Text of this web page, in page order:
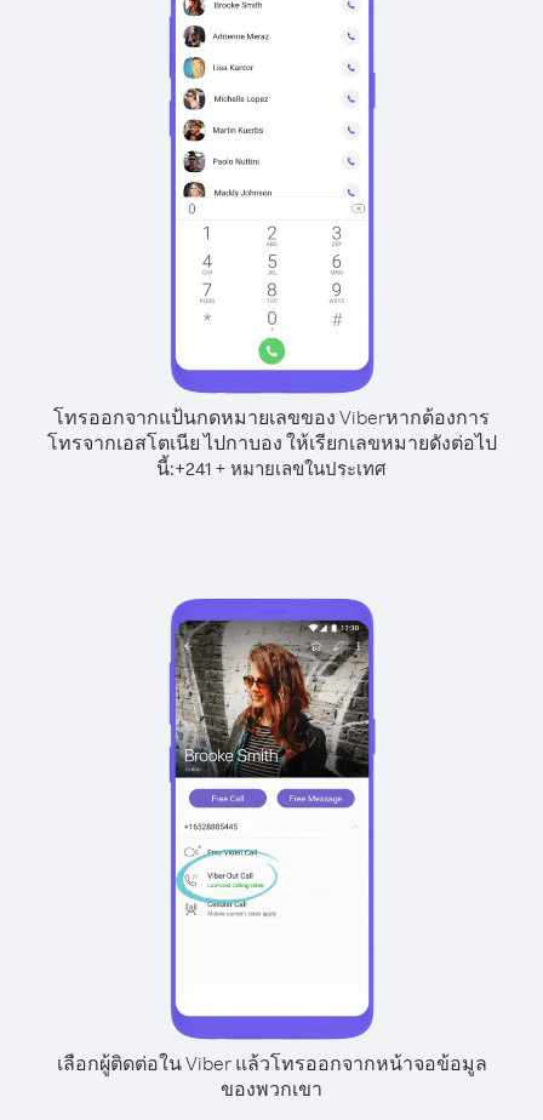
โทรออกจากแป้นกดหมายเลขของ Viberหากต้องการ
โทรจากเอสโตเนีย ไปกาบอง ให้เรียกเลขหมายดังต่อไป
นี้:+241 + หมายเลขในประเทศ
เลือกผู้ติดต่อใน Viber แล้วโทรออกจากหน้าจอข้อมูล
ของพวกเขา